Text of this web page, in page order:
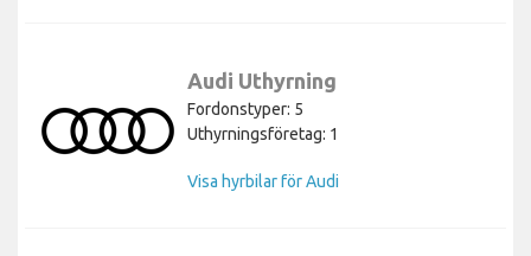
Audi Uthyrning
Fordonstyper: 5
Uthyrningsföretag: 1
Visa hyrbilar för Audi